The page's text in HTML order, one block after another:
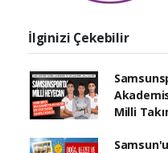
İlginizi Çekebilir
Milli